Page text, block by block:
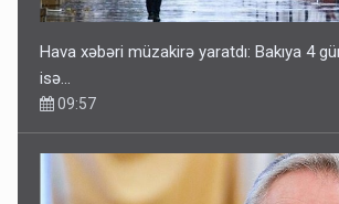
Hava xəbəri müzakirə yaratdı: Bakıya 4
isə…
09:57